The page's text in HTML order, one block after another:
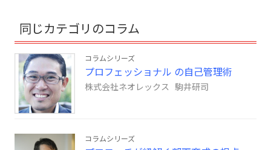
同じカテゴリのコラム
コラムシリーズ
プロフェッショナル の自己管理術
株式会社ネオレックス 駒井研司
コラムシリーズ